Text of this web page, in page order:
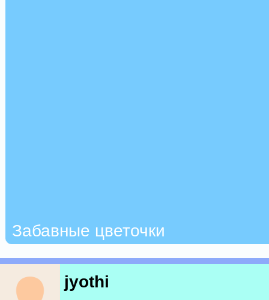
Забавные цветочки
jyothi